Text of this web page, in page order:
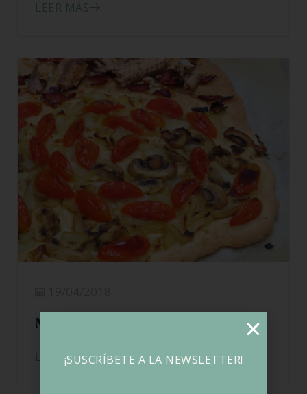
LEER MÁS
Masa de coca sin gluten
LEER MÁS¡SUSCRÍBETE A LA NEWSLETTER!